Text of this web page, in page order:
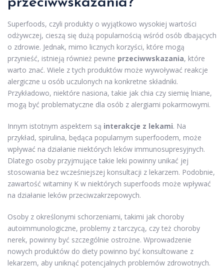
Superfoods, czyli produkty o wyjątkowo wysokiej wartości
odżywczej, cieszą się dużą popularnością wśród osób dbających
o zdrowie. Jednak, mimo licznych korzyści, które mogą
przynieść, istnieją również pewne przeciwwskazania, które
warto znać. Wiele z tych produktów może wywoływać reakcje
alergiczne u osób uczulonych na konkretne składniki.
Przykładowo, niektóre nasiona, takie jak chia czy siemię lniane,
mogą być problematyczne dla osób z alergiami pokarmowymi.
Innym istotnym aspektem są interakcje z lekami. Na
przykład, spirulina, będąca popularnym superfoodem, może
wpływać na działanie niektórych leków immunosupresyjnych.
Dlatego osoby przyjmujące takie leki powinny unikać jej
stosowania bez wcześniejszej konsultacji z lekarzem. Podobnie,
zawartość witaminy K w niektórych superfoods może wpływać
na działanie leków przeciwzakrzepowych.
Osoby z określonymi schorzeniami, takimi jak choroby
autoimmunologiczne, problemy z tarczycą, czy też choroby
nerek, powinny być szczególnie ostrożne. Wprowadzenie
nowych produktów do diety powinno być konsultowane z
lekarzem, aby uniknąć potencjalnych problemów zdrowotnych.